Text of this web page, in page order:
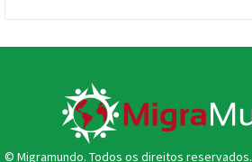
© Migramundo. Todos os direitos reservados.